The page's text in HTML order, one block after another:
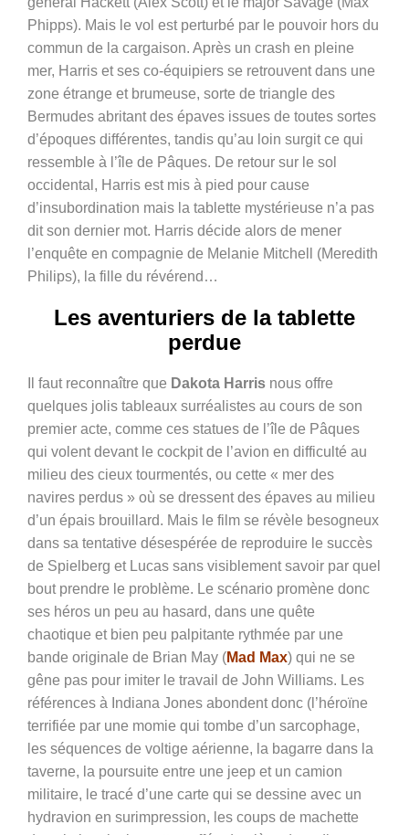
Phipps). Mais le vol est perturbé par le pouvoir hors du
commun de la cargaison. Après un crash en pleine
mer, Harris et ses co-équipiers se retrouvent dans une
zone étrange et brumeuse, sorte de triangle des
Bermudes abritant des épaves issues de toutes sortes
d’époques différentes, tandis qu’au loin surgit ce qui
ressemble à l’île de Pâques. De retour sur le sol
occidental, Harris est mis à pied pour cause
d’insubordination mais la tablette mystérieuse n’a pas
dit son dernier mot. Harris décide alors de mener
l’enquête en compagnie de Melanie Mitchell (Meredith
Philips), la fille du révérend…
Les aventuriers de la tablette
perdue
Il faut reconnaître que Dakota Harris nous offre
quelques jolis tableaux surréalistes au cours de son
premier acte, comme ces statues de l’île de Pâques
qui volent devant le cockpit de l’avion en difficulté au
milieu des cieux tourmentés, ou cette « mer des
navires perdus » où se dressent des épaves au milieu
d’un épais brouillard. Mais le film se révèle besogneux
dans sa tentative désespérée de reproduire le succès
de Spielberg et Lucas sans visiblement savoir par quel
bout prendre le problème. Le scénario promène donc
ses héros un peu au hasard, dans une quête
chaotique et bien peu palpitante rythmée par une
bande originale de Brian May (Mad Max) qui ne se
gêne pas pour imiter le travail de John Williams. Les
références à Indiana Jones abondent donc (l’héroïne
terrifiée par une momie qui tombe d’un sarcophage,
les séquences de voltige aérienne, la bagarre dans la
taverne, la poursuite entre une jeep et un camion
militaire, le tracé d’une carte qui se dessine avec un
hydravion en surimpression, les coups de machette